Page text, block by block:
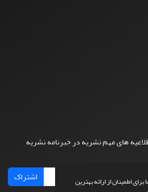
اطمینان از ارائه بهترین
های مهم نشریه در خبرنامه نشریه
اشتراک